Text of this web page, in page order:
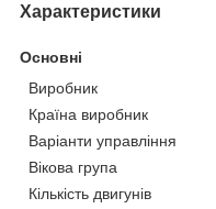
Характеристики
Основні
Виробник
Країна виробник
Варіанти управління
Вікова група
Кількість двигунів